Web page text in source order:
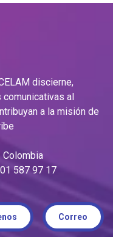
discierne,
comunicativas al
a la misión de
Colombia
601 587 97 17
Correo